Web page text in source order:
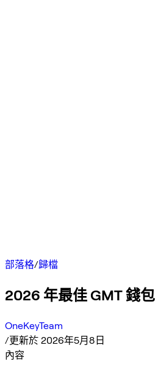
部落格/歸檔
2026 年最佳 GMT 錢包
OneKeyTeam
/更新於 2026年5月8日
內容